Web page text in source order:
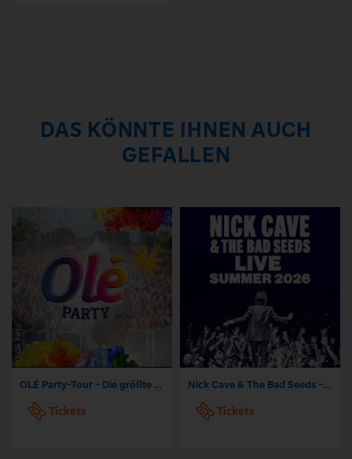
DAS KÖNNTE IHNEN AUCH
GEFALLEN
OLÉ Party-Tour - Die größte Mallorca Party-Tour der Welt
Tickets
Nick Cave & The Bad Seeds - Tour 2026
Tickets